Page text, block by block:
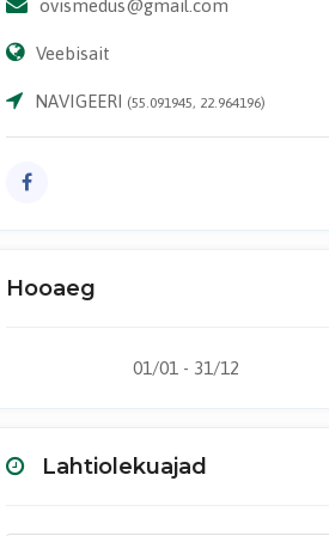
ovismedus@gmail.com
Veebisait
NAVIGEERI (55.091945, 22.964196)
Hooaeg
01/01 - 31/12
Lahtiolekuajad